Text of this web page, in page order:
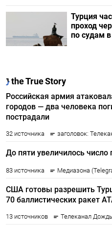
Турция
проход
по судам